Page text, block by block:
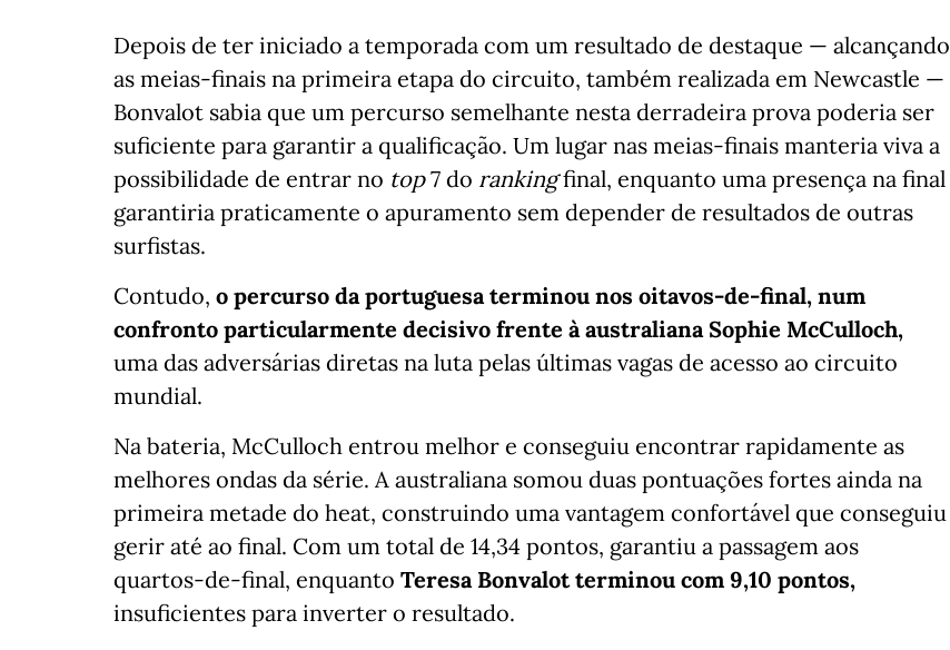
Depois de ter iniciado a temporada com um resultado de destaque — alcançando
as meias-finais na primeira etapa do circuito, também realizada em Newcastle —
Bonvalot sabia que um percurso semelhante nesta derradeira prova poderia ser
suficiente para garantir a qualificação. Um lugar nas meias-finais manteria viva a
possibilidade de entrar no top7 do rankingfinal, enquanto uma presença na final
garantiria praticamente o apuramento sem depender de resultados de outras
surfistas.
Contudo, o percurso da portuguesa terminou nos oitavos-de-final, num
confronto particularmente decisivo frente à australiana Sophie McCulloch,
uma das adversárias diretas na luta pelas últimas vagas de acesso ao circuito
mundial.
Na bateria, McCulloch entrou melhor e conseguiu encontrar rapidamente as
melhores ondas da série. A australiana somou duas pontuações fortes ainda na
primeira metade do heat, construindo uma vantagem confortável que conseguiu
gerir até ao final. Com um total de 14,34 pontos, garantiu a passagem aos
quartos-de-final, enquanto Teresa Bonvalot terminou com 9,10 pontos,
insuficientes para inverter o resultado.